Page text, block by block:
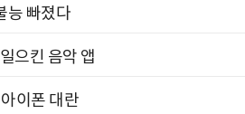
능 빠졌다
으킨 음악 앱
이폰 대란